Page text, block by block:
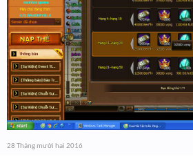
28 Tháng mười hai 2016